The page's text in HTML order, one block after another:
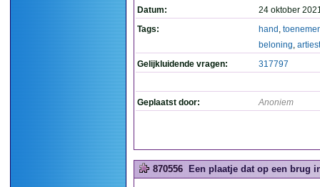
Datum:
24 oktober
Tags:
hand ,
beloning,
Gelijkluidende vragen:
317797
Geplaatst door: Anoniem
870556 Een plaatje dat op een brug